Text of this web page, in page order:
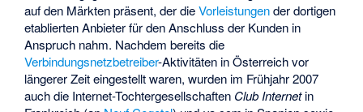
auf den Märkten präsent, der dieVorleistungender dortigen
etablierten Anbieter für den Anschluss der Kunden in
Anspruch nahm. Nachdem bereits die
Verbindungsnetzbetreiber-Aktivitäten in Österreich vor
längerer Zeit eingestellt waren, wurden im Frühjahr 2007
auch die Internet-Tochtergesellschaften Club Internetin